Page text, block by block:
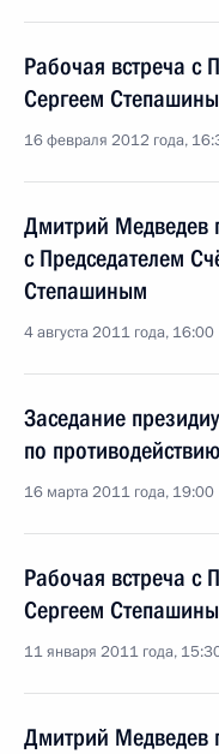
Рабочая встреча с
Сергеем
16 февраля 2012 года,
Дмитрий Медведев
с Председателем
Степашиным
4 августа 2011 года, 16:00
Заседание
по
16 марта 2011 года, 19:00
Рабочая встреча с
Сергеем
11 января 2011 года,
Дмитрий Медведев